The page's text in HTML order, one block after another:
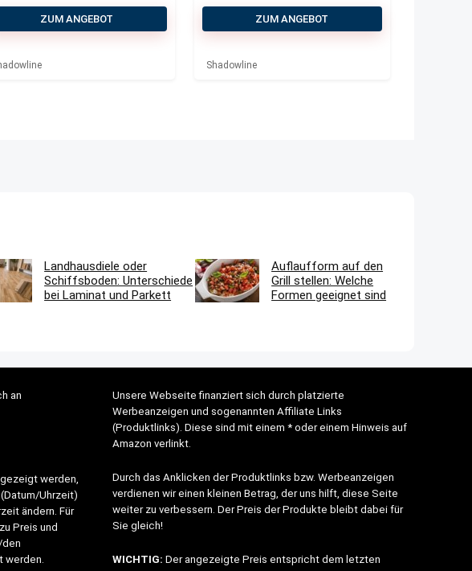
ZUM ANGEBOT ZUM ANGEBOT
Shadowline
Landhausdiele oder
Schiffsboden: Unterschiede
bei Laminat und Parkett
Auflaufform auf den
Grill stellen: Welche
Formen geeignet sind
an
werden,
Uhrzeit)
ändern. Für
Preis und
werden.
Unsere Webseite finanziert sich durch platzierte
Werbeanzeigen und sogenannten Affiliate Links
(Produktlinks). Diese sind mit einem * oder einem Hinweis auf
Amazon verlinkt.
Durch das Anklicken der Produktlinks bzw. Werbeanzeigen
verdienen wir einen kleinen Betrag, der uns hilft, diese Seite
weiter zu verbessern. Der Preis der Produkte bleibt dabei für
Sie gleich!
WICHTIG: Der angezeigte Preis entspricht dem letzten